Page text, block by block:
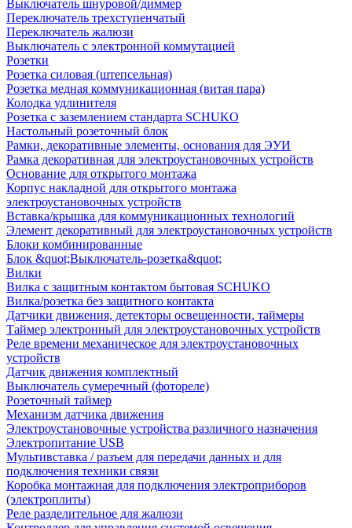
Выключатель шнуровой/диммер
Переключатель трехступенчатый
Переключатель жалюзи
Выключатель с электронной коммутацией
Розетки
Розетка силовая (штепсельная)
Розетка медная коммуникационная (витая пара)
Колодка удлинителя
Розетка с заземлением стандарта SCHUKO
Настольный розеточный блок
Рамки, декоративные элементы, основания для ЭУИ
Рамка декоративная для электроустановочных устройств
Основание для открытого монтажа
Корпус накладной для открытого монтажа
электроустановочных устройств
Вставка/крышка для коммуникационных технологий
Элемент декоративный для электроустановочных устройств
Блоки комбинированные
Блок &quot;Выключатель-розетка&quot;
Вилки
Вилка с защитным контактом бытовая SCHUKO
Вилка/розетка без защитного контакта
Датчики движения, детекторы освещенности, таймеры
Таймер электронный для электроустановочных устройств
Реле времени механическое для электроустановочных
устройств
Датчик движения комплектный
Выключатель сумеречный (фотореле)
Розеточный таймер
Механизм датчика движения
Электроустановочные устройства различного назначения
Электропитание USB
Мультивставка / разъем для передачи данных и для
подключения техники связи
Коробка монтажная для подключения электроприборов
(электроплиты)
Реле разделительное для жалюзи